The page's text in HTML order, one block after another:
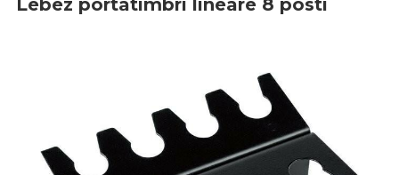
Lebez portatimbri lineare 8 posti